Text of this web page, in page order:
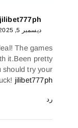
jilibet777ph
ديسمبر 5, 2025 الساعة 6:20 م
The games
it.Been pretty
should try your
luck!jilibet777ph